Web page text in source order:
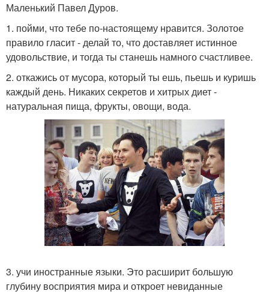
Маленький Павел Дуров.
1. пойми, что тебе по-настоящему нравится. Золотое
правило гласит - делай то, что доставляет истинное
удовольствие, и тогда ты станешь намного счастливее.
2. откажись от мусора, который ты ешь, пьешь и куришь
каждый день. Никаких секретов и хитрых диет -
натуральная пища, фрукты, овощи, вода.
3. учи иностранные языки. Это расширит большую
глубину восприятия мира и откроет невиданные